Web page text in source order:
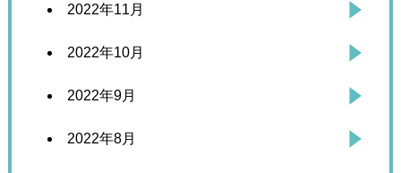
2022年11月
2022年10月
2022年9月
2022年8月